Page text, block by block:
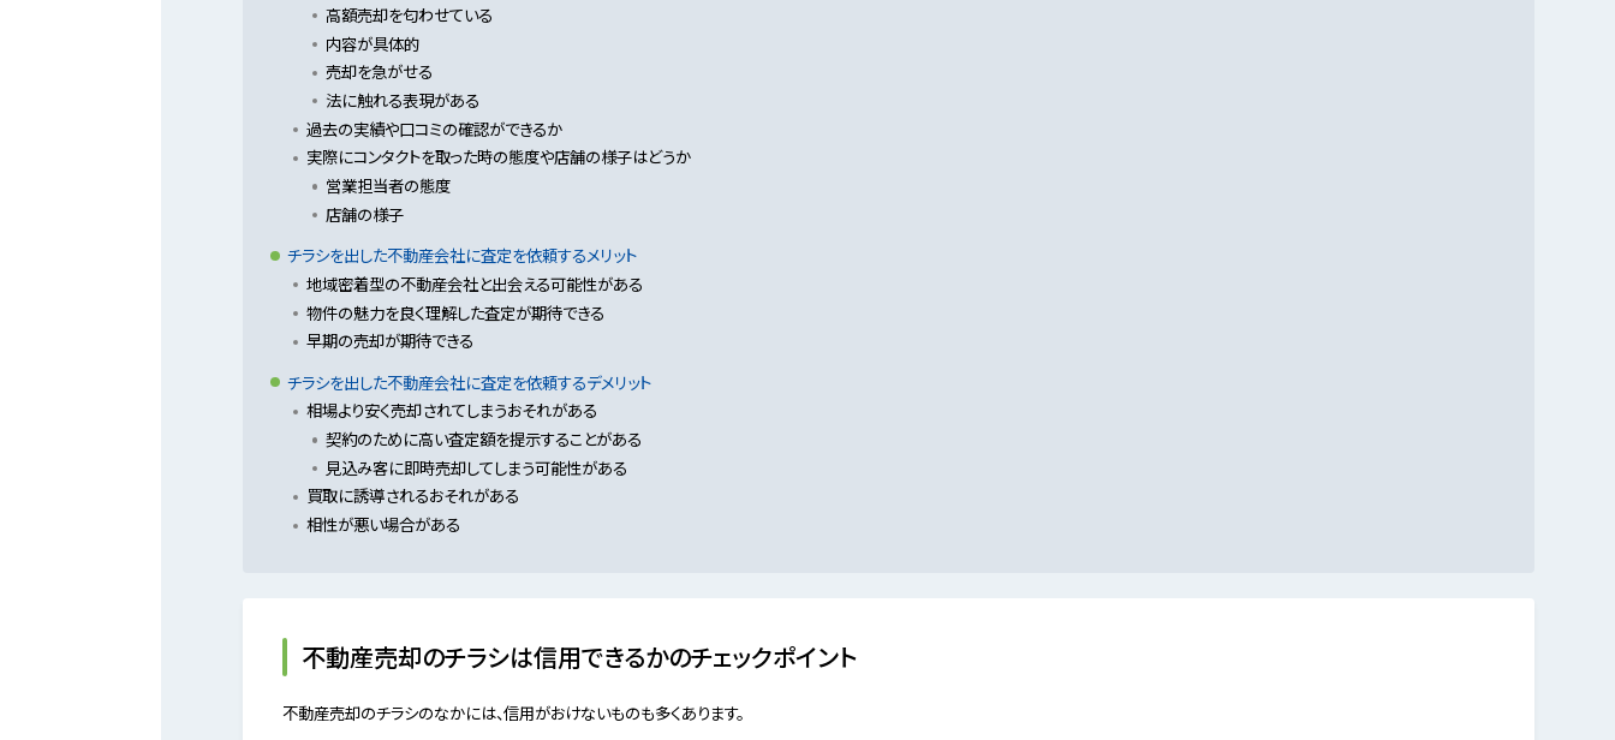
高額売却を匂わせている
内容が具体的
売却を急がせる
法に触れる表現がある
過去の実績や口コミの確認ができるか
実際にコンタクトを取った時の態度や店舗の様子はどうか
営業担当者の態度
店舗の様子
チラシを出した不動産会社に査定を依頼するメリット
地域密着型の不動産会社と出会える可能性がある
物件の魅力を良く理解した査定が期待できる
早期の売却が期待できる
チラシを出した不動産会社に査定を依頼するデメリット
相場より安く売却されてしまうおそれがある
契約のために高い査定額を提示することがある
見込み客に即時売却してしまう可能性がある
買取に誘導されるおそれがある
相性が悪い場合がある
不動産売却のチラシは信用できるかのチェックポイント
不動産売却のチラシのなかには、信用がおけないものも多くあります。